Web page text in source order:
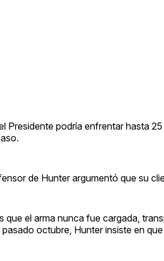
Presidente podría enfrentar hasta
de Hunter argumentó que su
que el arma nunca fue cargada,
octubre, Hunter insiste en